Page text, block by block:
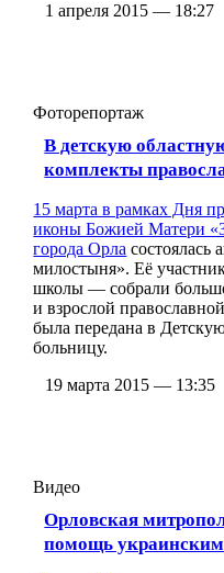
1 апреля 2015 — 18:27
Фоторепортаж
В детскую
комплекты
15 марта в рамках Дня
иконы Божией Матери
города Орла состоялась
милостыня». Её
школы — собрали
и взрослой
была передана в
больницу.
19 марта 2015 — 13:35
Видео
Орловская
помощь